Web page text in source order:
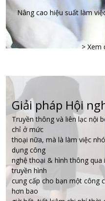
Nâng cao hiệu suất làm
>
Giải pháp Hội
Truyền thông và liên lạc nội
chỉ ở mức
thoại nữa, mà là làm việc
dụng công
nghệ thoại & hình thông qua
truyền hình
cung cấp cho bạn một công
hơn bao